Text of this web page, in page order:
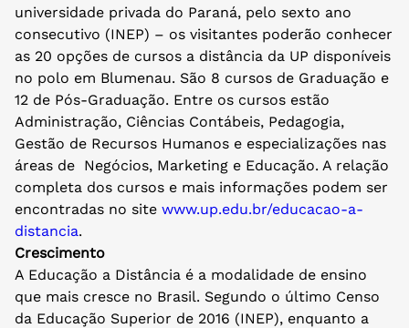
universidade privada do Paraná, pelo sexto ano
consecutivo (INEP) – os visitantes poderão conhecer
as 20 opções de cursos a distância da UP disponíveis
no polo em Blumenau. São 8 cursos de Graduação e
12 de Pós-Graduação. Entre os cursos estão
Administração, Ciências Contábeis, Pedagogia,
Gestão de Recursos Humanos e especializações nas
áreas de Negócios, Marketing e Educação. A relação
completa dos cursos e mais informações podem ser
encontradas no site www.up.edu.br/educacao-a-
distancia.
Crescimento
A Educação a Distância é a modalidade de ensino
que mais cresce no Brasil. Segundo o último Censo
da Educação Superior de 2016 (INEP), enquanto a